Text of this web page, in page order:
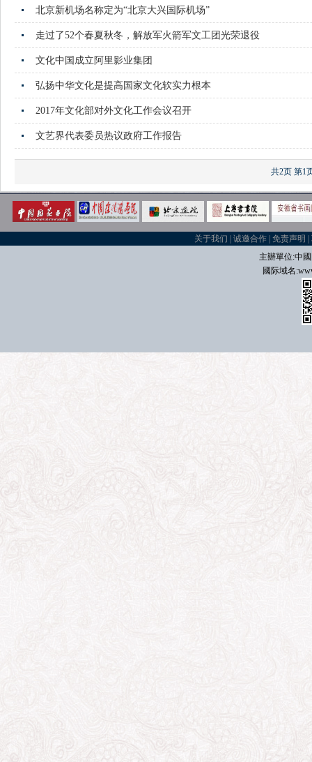
北京新机场名称定为“北京大兴国际机场”
走过了52个春夏秋冬，解放军火箭军文工团光荣退役
文化中国成立阿里影业集团
弘扬中华文化是提高国家文化软实力根本
2017年文化部对外文化工作会议召开
文艺界代表委员热议政府工作报告
共2页 第1
关于我们 |诚邀合作 |免责声明 |
主辦單位:中
國际域名 :